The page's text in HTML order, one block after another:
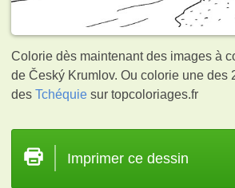
Colorie dès maintenant des images à
de Český Krumlov. Ou colorie une des
desTchéquie sur topcoloriages.fr
Imprimer ce dessin